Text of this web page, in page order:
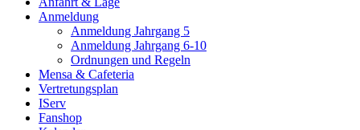
Anmeldung
Anmeldung Jahrgang 5
Anmeldung Jahrgang 6-10
Ordnungen und Regeln
Mensa & Cafeteria
Vertretungsplan
IServ
Fanshop